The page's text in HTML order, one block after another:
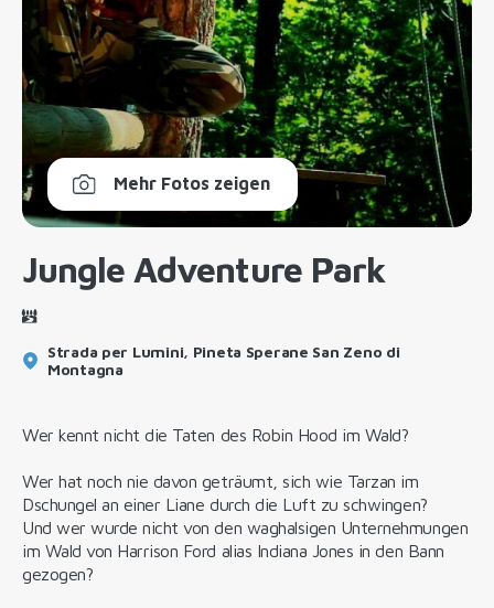
Mehr Fotos zeigen
Jungle Adventure Park
Strada per Lumini, Pineta Sperane San Zeno di
Montagna
Wer kennt nicht die Taten des Robin Hood im Wald?
Wer hat noch nie davon geträumt, sich wie Tarzan im
Dschungel an einer Liane durch die Luft zu schwingen?
Und wer wurde nicht von den waghalsigen Unternehmungen
im Wald von Harrison Ford alias Indiana Jones in den Bann
gezogen?